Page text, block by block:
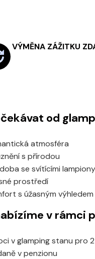
VÝMĚNA ZÁŽITKU
od
atmosféra
s přírodou
se svítícími lampiony
prostředí
s úžasným výhledem
v rámci
v glamping stanu pro
v penzionu